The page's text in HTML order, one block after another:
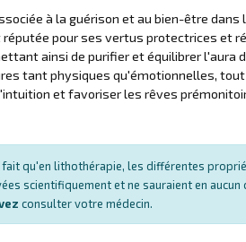
à la guérison et au bien-être
pour ses vertus protectrices et
ainsi de purifier et équilibrer l'aura
tant physiques qu'émotionnelles,
et favoriser les rêves
qu'en lithothérapie, les différentes
scientifiquement et ne sauraient en
consulter votre médecin.